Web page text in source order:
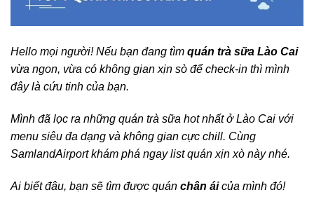
Hello mọi người! Nếu bạn đang tìm quán trà sữa Lào Cai
vừa ngon, vừa có không gian xịn sò để check-in thì mình
đây là cứu tinh của bạn.
Mình đã lọc ra những quán trà sữa hot nhất ở Lào Cai với
menu siêu đa dạng và không gian cực chill. Cùng
SamlandAirport khám phá ngay list quán xịn xò này nhé.
Ai biết đâu, bạn sẽ tìm được quán chân áicủa mình đó!